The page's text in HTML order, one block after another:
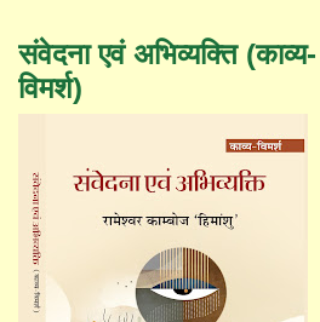
संवेदना एवं अभिव्यक्ति (काव्य-
विमर्श)